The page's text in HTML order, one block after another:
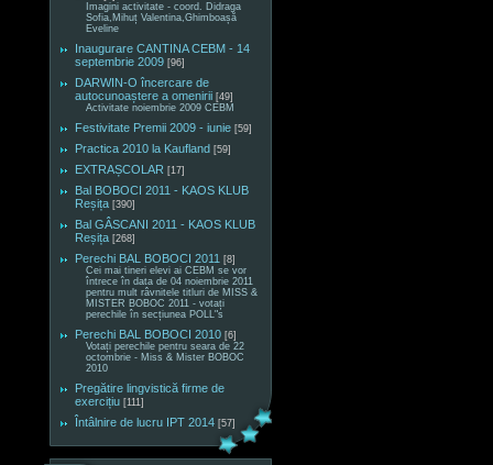
Imagini activitate - coord. Didraga
Sofia,Mihuț Valentina,Ghimboașă
Eveline
Inaugurare CANTINA CEBM - 14
septembrie 2009 [96]
DARWIN-O încercare de
autocunoaștere a omenirii [49]
Activitate noiembrie 2009 CEBM
Festivitate Premii 2009 - iunie [59]
Practica 2010 la Kaufland [59]
EXTRAȘCOLAR [17]
Bal BOBOCI 2011 - KAOS KLUB
Reșița [390]
Bal GÂSCANI 2011 - KAOS KLUB
Reșița [268]
Perechi BAL BOBOCI 2011 [8]
Cei mai tineri elevi ai CEBM se vor
întrece în data de 04 noiembrie 2011
pentru mult râvnitele titluri de MISS &
MISTER BOBOC 2011 - votați
perechile în secțiunea POLL"s
Perechi BAL BOBOCI 2010 [6]
Votați perechile pentru seara de 22
octombrie - Miss & Mister BOBOC
2010
Pregătire lingvistică firme de
exercițiu [111]
Întâlnire de lucru IPT 2014 [57]